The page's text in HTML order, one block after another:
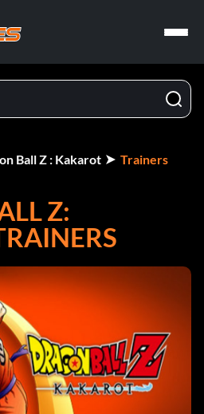
Ball Z : Kakarot Trainers
Z: